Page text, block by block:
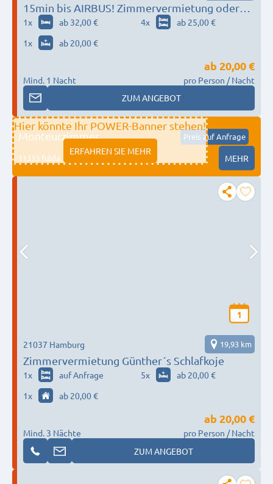
15min bis AIRBUS! Zimmervermietung oder
ganze Unterkunft !
1x ab 32,00 € 4x
ab 25,00 €
1x ab 20,00 €
Mind. 1 Nacht
ab 20,00 €
pro Person / Nacht
ZUM ANGEBOT
Hier könnte Ihr POWER-Banner stehen!
ERFAHREN SIE MEHR
Monteurzimmer Preis auf Anfrage
11333 fulda MEHR
1
Zimmervermietung Günther´s Schlafkoje
21037 Hamburg 19,93 km
1x auf Anfrage 5x
ab 20,00 €
1x ab 20,00 €
Mind. 3 Nächte
ab 20,00 €
pro Person / Nacht
ZUM ANGEBOT